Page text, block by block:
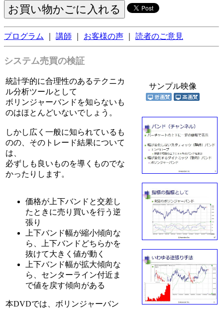
プログラム 講師 お客様の声 読者のご意見
システム売買の検証
統計学的に合理性のあるテクニカ
ル分析ツールとして
ボリンジャーバンドを知らないも
のはほとんどいないでしょう。
しかし広く一般に知られているも
のの、そのトレード結果について
は、
必ずしも良いものを導くものでな
かったりします。
価格が上下バンドと交差し
たときに売り買いを行う逆
張り
上下バンド幅が縮小傾向な
ら、上下バンドどちらかを
抜けて大きく値が動く
上下バンド幅が拡大傾向な
ら、センターライン付近ま
で値を戻す傾向がある
本DVDでは、ボリンジャーバン
サンプル映像